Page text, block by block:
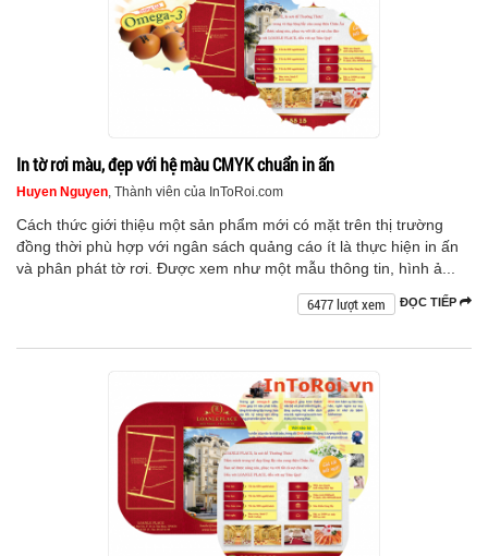
In tờ rơi màu, đẹp với hệ màu CMYK chuẩn in ấn
Huyen Nguyen , Thành viên của InToRoi.com
Cách thức giới thiệu một sản phẩm mới có mặt trên thị trường
đồng thời phù hợp với ngân sách quảng cáo ít là thực hiện in ấn
và phân phát tờ rơi. Được xem như một mẫu thông tin, hình ả...
ĐỌC TIẾP
6477 lượt xem